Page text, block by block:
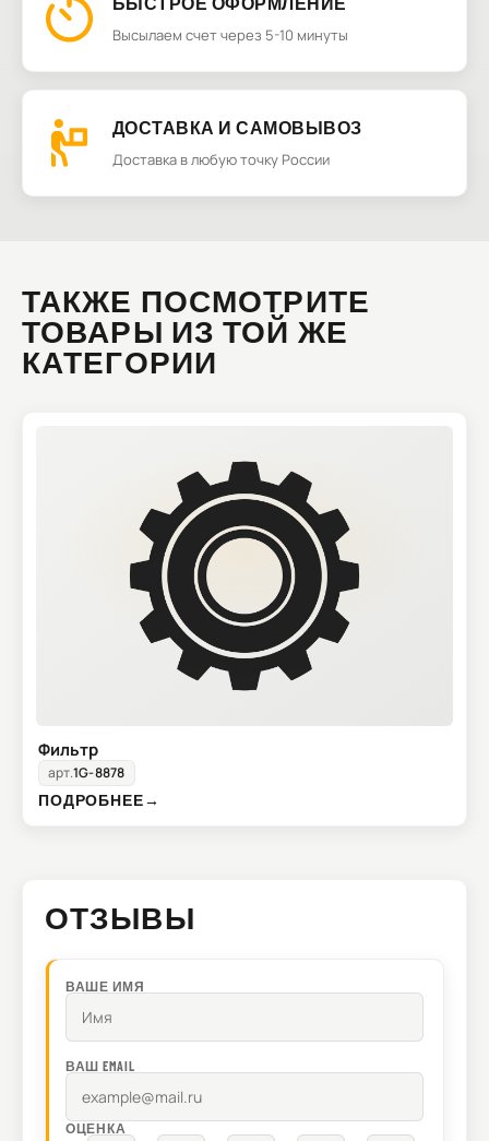
Высылаем счет через 5-10 минуты
ДОСТАВКА И САМОВЫВОЗ
Доставка в любую точку России
ТАКЖЕ ПОСМОТРИТЕ
ТОВАРЫ ИЗ ТОЙ ЖЕ
КАТЕГОРИИ
Фильтр
арт.1G-8878
ПОДРОБНЕЕ→
ОТЗЫВЫ
ВАШЕ ИМЯ
ВАШ EMAIL
ОЦЕНКА